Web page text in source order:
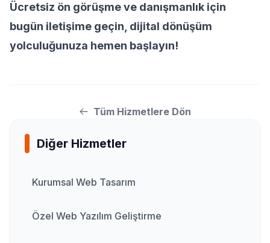
Ücretsiz ön görüşme ve danışmanlık için
bugün iletişime geçin, dijital dönüşüm
yolculuğunuza hemen başlayın!
Tüm Hizmetlere Dön
Diğer Hizmetler
Kurumsal Web Tasarım
Özel Web Yazılım Geliştirme